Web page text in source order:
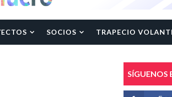
SOCIOS TRAPECIO
SÍGUENOS